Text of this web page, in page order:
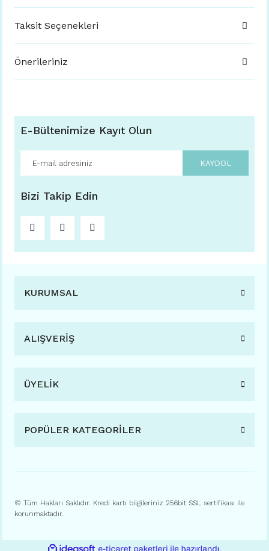
Taksit Seçenekleri
Önerileriniz
E-Bültenimize Kayıt Olun
KAYDOL
Bizi Takip Edin
KURUMSAL
ALIŞVERİŞ
ÜYELİK
POPÜLER KATEGORİLER
© Tüm Hakları Saklıdır. Kredi kartı bilgileriniz 256bit SSL sertifikası ile
korunmaktadır.
ideasoft e-